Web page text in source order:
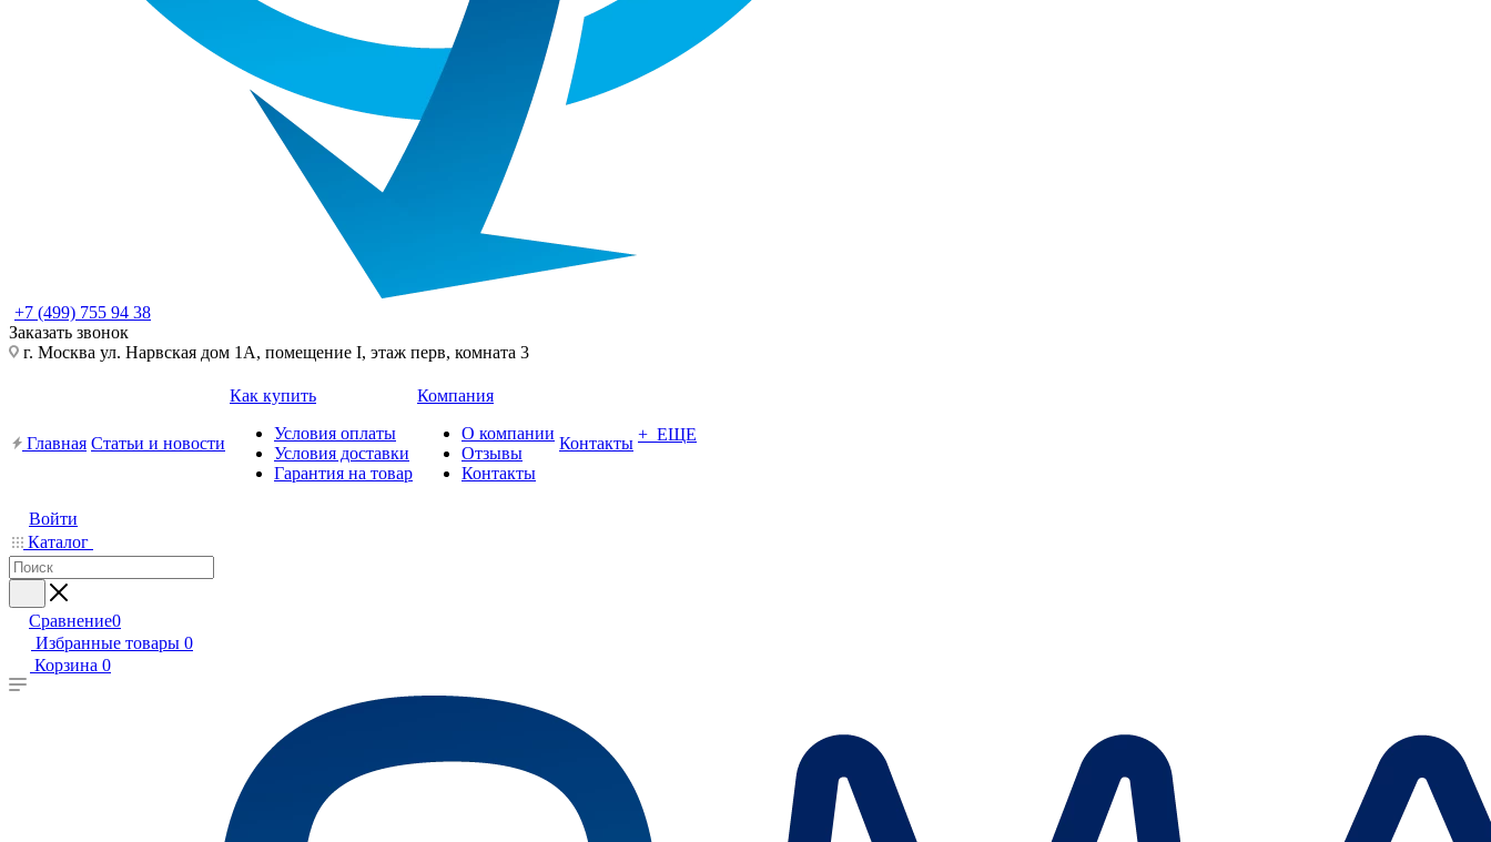
+7 (499) 755 94 38
Заказать звонок
г. Москва ул. Нарвская дом 1А, помещение I, этаж перв, комната 3
Главная Статьи и новости
Как купить
Условия оплаты
Условия доставки
Гарантия на товар
Компания
О компании
Отзывы
Контакты
Контакты + ЕЩЕ
Войти
Каталог
Сравнение0
Избранные товары 0
Корзина 0